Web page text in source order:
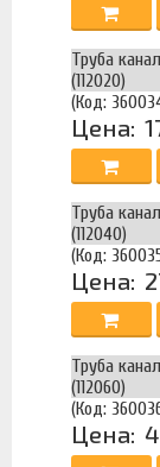
Труба
(112020)
(Код:
Цена:
Труба
(112040)
(Код:
Цена:
Труба
(112060)
(Код:
Цена: